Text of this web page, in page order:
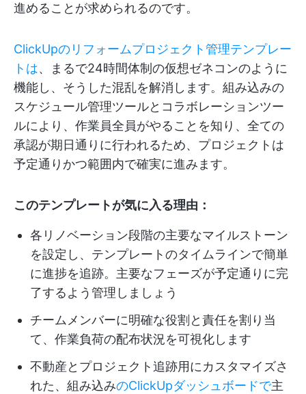
進めることが求められるのです。
ClickUpのリフォームプロジェクト管理テンプレー
トは、まるで24時間体制の仮想ゼネコンのように
機能し、そうした混乱を解消します。組み込みの
スケジュール管理ツールとコラボレーションツー
ルにより、作業員全員がやることを知り、全ての
承認が期日通りに行われるため、プロジェクトは
予定通りかつ範囲内で確実に進みます。
このテンプレートが気に入る理由：
各リノベーション段階の主要なマイルストーン
を設定し、テンプレートのタイムラインで簡単
に進捗を追跡。主要なフェーズが予定通りに完
了するよう管理しましょう
チームメンバーに明確な役割と責任を割り当
て、作業負荷の配布状況を可視化します
不動産とプロジェクト追跡用にカスタマイズさ
れた、組み込みのClickUpダッシュボードで主